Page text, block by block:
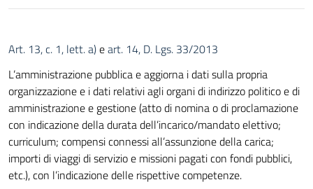
Art. 13, c. 1, lett. a)eart. 14, D. Lgs. 33/2013
L’amministrazione pubblica e aggiorna i dati sulla propria
organizzazione e i dati relativi agli organi di indirizzo politico e di
amministrazione e gestione (atto di nomina o di proclamazione
con indicazione della durata dell’incarico/mandato elettivo;
curriculum; compensi connessi all’assunzione della carica;
importi di viaggi di servizio e missioni pagati con fondi pubblici,
etc.), con l’indicazione delle rispettive competenze.